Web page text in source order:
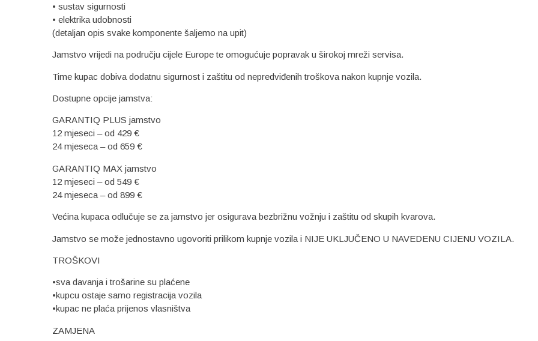
• sustav sigurnosti
• elektrika udobnosti
(detaljan opis svake komponente šaljemo na upit)
Jamstvo vrijedi na području cijele Europe te omogućuje popravak u širokoj mreži servisa.
Time kupac dobiva dodatnu sigurnost i zaštitu od nepredviđenih troškova nakon kupnje vozila.
Dostupne opcije jamstva:
GARANTIQ PLUS jamstvo
12 mjeseci – od 429 €
24 mjeseca – od 659 €
GARANTIQ MAX jamstvo
12 mjeseci – od 549 €
24 mjeseca – od 899 €
Većina kupaca odlučuje se za jamstvo jer osigurava bezbrižnu vožnju i zaštitu od skupih kvarova.
Jamstvo se može jednostavno ugovoriti prilikom kupnje vozila i NIJE UKLJUČENO U NAVEDENU CIJENU VOZILA.
TROŠKOVI
•sva davanja i trošarine su plaćene
•kupcu ostaje samo registracija vozila
•kupac ne plaća prijenos vlasništva
ZAMJENA